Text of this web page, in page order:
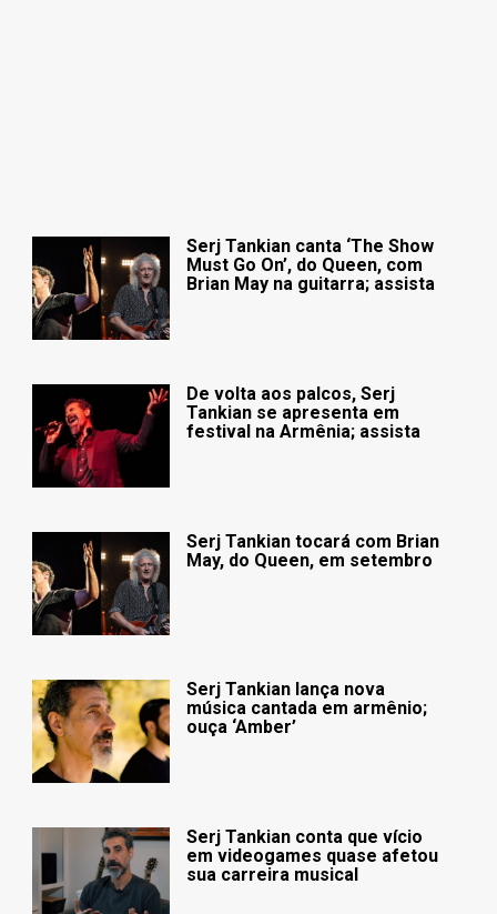
Serj Tankian canta ‘The Show
Must Go On’, do Queen, com
Brian May na guitarra; assista
De volta aos palcos, Serj
Tankian se apresenta em
festival na Armênia; assista
Serj Tankian tocará com Brian
May, do Queen, em setembro
Serj Tankian lança nova
música cantada em armênio;
ouça ‘Amber’
Serj Tankian conta que vício
em videogames quase afetou
sua carreira musical